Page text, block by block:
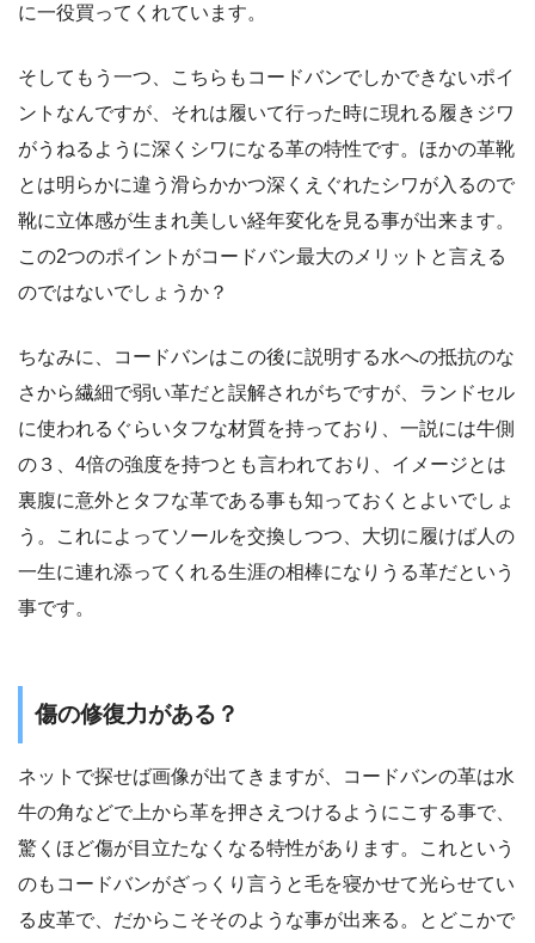
に一役買ってくれています。
そしてもう一つ、こちらもコードバンでしかできないポイ
ントなんですが、それは履いて行った時に現れる履きジワ
がうねるように深くシワになる革の特性です。ほかの革靴
とは明らかに違う滑らかかつ深くえぐれたシワが入るので
靴に立体感が生まれ美しい経年変化を見る事が出来ます。
この2つのポイントがコードバン最大のメリットと言える
のではないでしょうか？
ちなみに、コードバンはこの後に説明する水への抵抗のな
さから繊細で弱い革だと誤解されがちですが、ランドセル
に使われるぐらいタフな材質を持っており、一説には牛側
の３、4倍の強度を持つとも言われており、イメージとは
裏腹に意外とタフな革である事も知っておくとよいでしょ
う。これによってソールを交換しつつ、大切に履けば人の
一生に連れ添ってくれる生涯の相棒になりうる革だという
事です。
傷の修復力がある？
ネットで探せば画像が出てきますが、コードバンの革は水
牛の角などで上から革を押さえつけるようにこする事で、
驚くほど傷が目立たなくなる特性があります。これという
のもコードバンがざっくり言うと毛を寝かせて光らせてい
る皮革で、だからこそそのような事が出来る。とどこかで